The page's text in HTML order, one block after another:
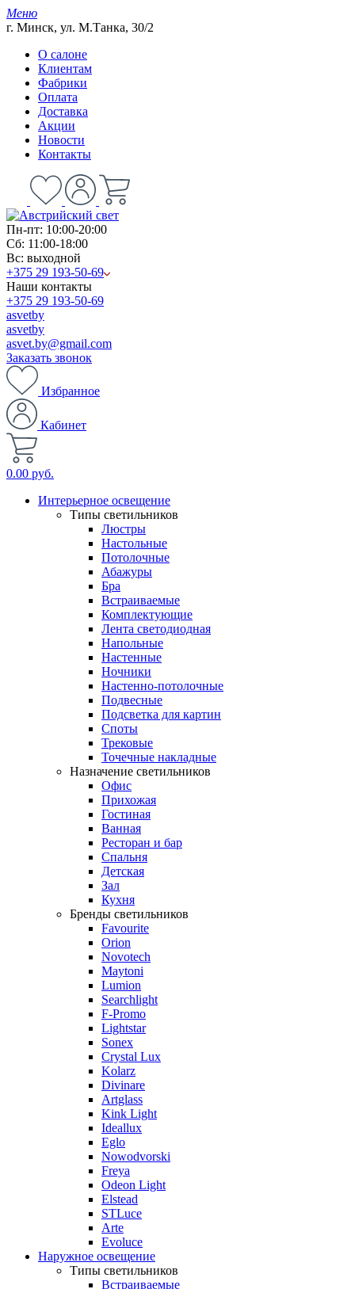
Меню
г. Минск, ул. М.Танка, 30/2
О салоне
Клиентам
Фабрики
Оплата
Доставка
Акции
Новости
Контакты
Пн-пт: 10:00-20:00
Сб: 11:00-18:00
Вс: выходной
+375 29 193-50-69
Наши контакты
+375 29 193-50-69
asvetby
asvetby
asvet.by@gmail.com
Заказать звонок
Избранное
Кабинет
0.00 руб.
Интерьерное освещение
Типы светильников
Люстры
Настольные
Потолочные
Абажуры
Бра
Встраиваемые
Комплектующие
Лента светодиодная
Напольные
Настенные
Ночники
Настенно-потолочные
Подвесные
Подсветка для картин
Споты
Трековые
Точечные накладные
Назначение светильников
Офис
Прихожая
Гостиная
Ванная
Ресторан и бар
Спальня
Детская
Зал
Кухня
Бренды светильников
Favourite
Orion
Novotech
Maytoni
Lumion
Searchlight
F-Promo
Lightstar
Sonex
Crystal Lux
Kolarz
Divinare
Artglass
Kink Light
Ideallux
Eglo
Nowodvorski
Freya
Odeon Light
Elstead
STLuce
Arte
Evoluce
Наружное освещение
Типы светильников
Встраиваемые